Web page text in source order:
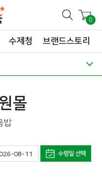
0
수제청 브랜드스토리
몰
밥
08-11